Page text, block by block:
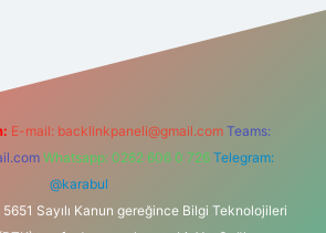
E-mail: backlinkpaneli@gmail.com Teams:
Whatsapp: 0262 606 0 726 Telegram:
@karabul
Sayılı Kanun gereğince Bilgi Teknolojileri